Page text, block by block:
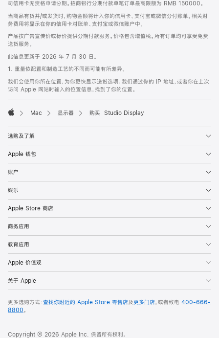
司信用卡无资格申请分期。招商银行分期付款单笔订单最高限额为 RMB 150000。
当商品有货并/或发货时，购物金额将计入你的信用卡、支付宝或微信分付账单。相关财
务费用将显示在你的信用卡对账单、支付宝或微信账户中。
产品按广告宣传价或标价提供分期付款服务。价格包含增值税。所有订单均可享受免费
送货服务。
此信息更新于 2026 年 7 月 30 日。
1. 重量依配置和制造工艺的不同而可能有所差异。
我们会使用你所在位置，为你更快显示送货选项。我们通过你的 IP 地址，或者你在上次
访问 Apple 网站时输入的位置信息，找到了你的位置。
Mac 显示器 购买 Studio Display
选购及了解
Apple 钱包
账户
娱乐
Apple Store 商店
商务应用
教育应用
Apple 价值观
关于 Apple
更多选购方式：查找你附近的 Apple Store 零售店及更多门店，或者致电 400-666-
8800。
Copyright © 2026 Apple Inc. 保留所有权利。